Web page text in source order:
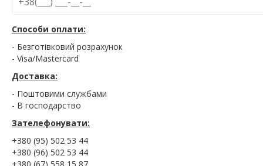
Способи оплати:
- Безготівковий розрахунок
- Visa/Mastercard
Доставка:
- Поштовими службами
- В господарство
Зателефонувати:
+380 (95) 502 53 44
+380 (96) 502 53 44